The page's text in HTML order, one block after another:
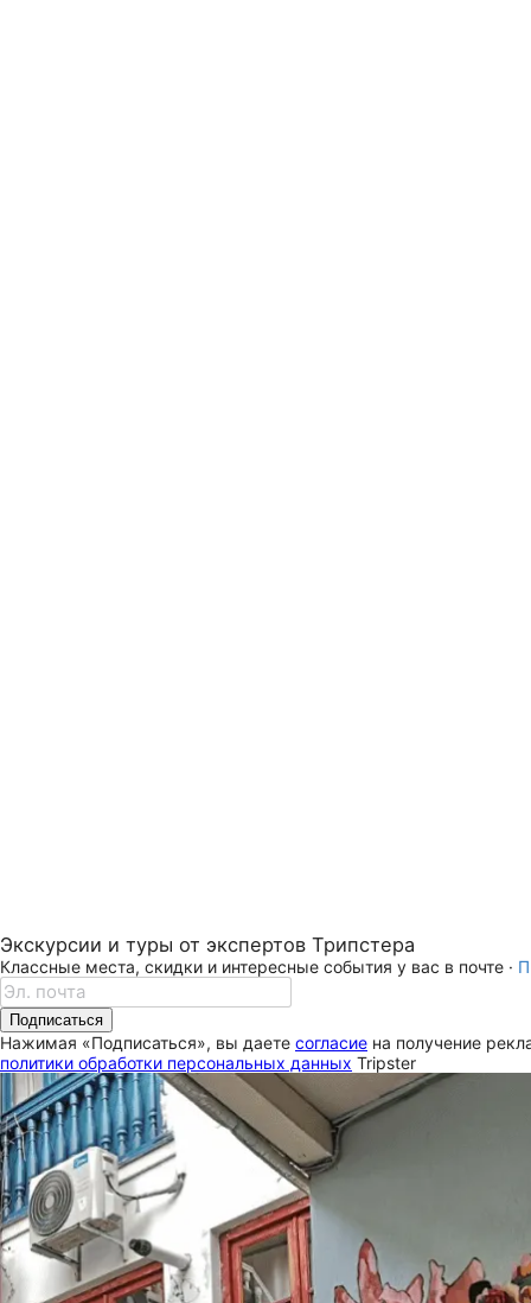
Экскурсии и туры от экспертов Трипстера
Классные места, скидки и интересные события у вас в почте ·
Подписаться
Нажимая «Подписаться», вы даете согласие на получение
политики обработки персональных данных Tripster